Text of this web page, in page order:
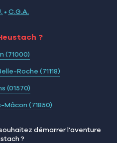
• C.G.A.
?
(71000)
Roche (71118)
(01570)
(71850)
démarrer l’aventure
?